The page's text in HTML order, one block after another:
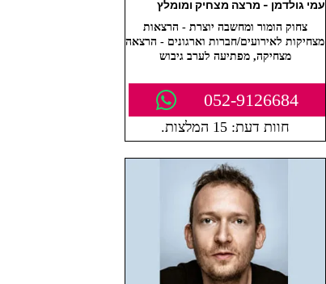
עמי גולדמן - מרצה מצחיק ומומלץ
צחוק הומור ומחשבה יוצרת - הרצאות
מצחיקות לאירועים/חברות וארגונים - הרצאה
מצחיקה, מפתיעה לערב גיבוש
052-9126684
חוות דעת: 15 המלצות.